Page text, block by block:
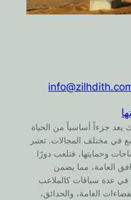
جزءاً أساسياً من الحياة
في مختلف المجالات. تعتبر
وحمايتها، فتلعب دورًا
العامة، مما يضمن
في عدة سياقات كالملاعب
العامة، والحدائق،